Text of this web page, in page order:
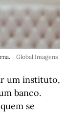
Global Imagens
um instituto,
banco.
se